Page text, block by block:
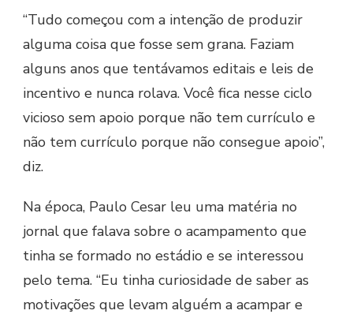
“Tudo começou com a intenção de produzir
alguma coisa que fosse sem grana. Faziam
alguns anos que tentávamos editais e leis de
incentivo e nunca rolava. Você fica nesse ciclo
vicioso sem apoio porque não tem currículo e
não tem currículo porque não consegue apoio”,
diz.
Na época, Paulo Cesar leu uma matéria no
jornal que falava sobre o acampamento que
tinha se formado no estádio e se interessou
pelo tema. “Eu tinha curiosidade de saber as
motivações que levam alguém a acampar e